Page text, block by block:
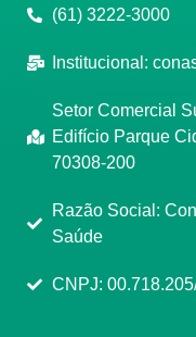
(61) 3222-3000
Institucional:
Setor Comercial
Edifício Parque
70308-200
Razão Social:
Saúde
CNPJ: